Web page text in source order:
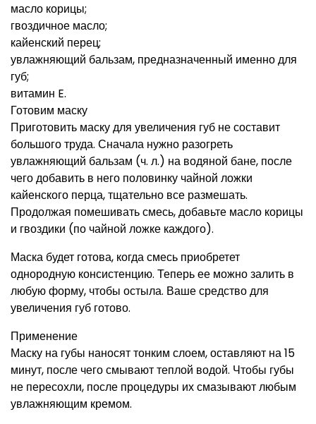
масло корицы;
гвоздичное масло;
кайенский перец;
увлажняющий бальзам, предназначенный именно для
губ;
витамин E.
Готовим маску
Приготовить маску для увеличения губ не составит
большого труда. Сначала нужно разогреть
увлажняющий бальзам (ч. л.) на водяной бане, после
чего добавить в него половинку чайной ложки
кайенского перца, тщательно все размешать.
Продолжая помешивать смесь, добавьте масло корицы
и гвоздики (по чайной ложке каждого).
Маска будет готова, когда смесь приобретет
однородную консистенцию. Теперь ее можно залить в
любую форму, чтобы остыла. Ваше средство для
увеличения губ готово.
Применение
Маску на губы наносят тонким слоем, оставляют на 15
минут, после чего смывают теплой водой. Чтобы губы
не пересохли, после процедуры их смазывают любым
увлажняющим кремом.